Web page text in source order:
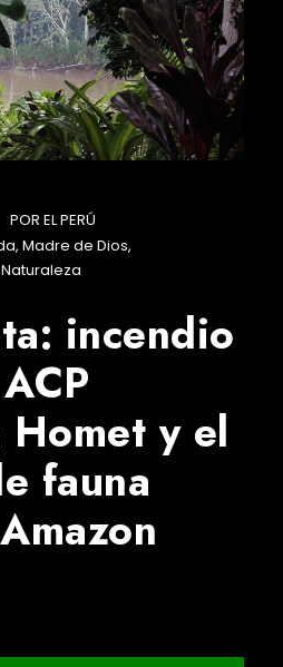
POR EL PERÚ
, Madre de Dios,
incendio
Homet y el
fauna